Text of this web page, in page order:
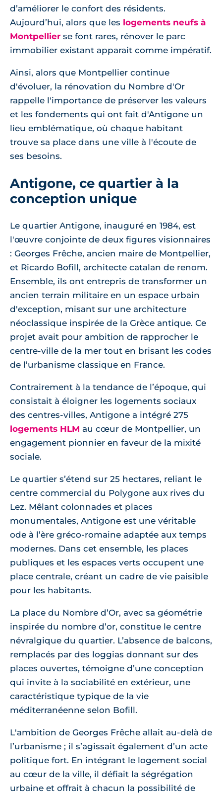
d’améliorer le confort des résidents.
Aujourd’hui, alors que les logements neufs à
Montpellier se font rares, rénover le parc
immobilier existant apparait comme impératif.
Ainsi, alors que Montpellier continue
d'évoluer, la rénovation du Nombre d'Or
rappelle l'importance de préserver les valeurs
et les fondements qui ont fait d'Antigone un
lieu emblématique, où chaque habitant
trouve sa place dans une ville à l'écoute de
ses besoins.
Antigone, ce quartier à la
conception unique
Le quartier Antigone, inauguré en 1984, est
l'œuvre conjointe de deux figures visionnaires
: Georges Frêche, ancien maire de Montpellier,
et Ricardo Bofill, architecte catalan de renom.
Ensemble, ils ont entrepris de transformer un
ancien terrain militaire en un espace urbain
d'exception, misant sur une architecture
néoclassique inspirée de la Grèce antique. Ce
projet avait pour ambition de rapprocher le
centre-ville de la mer tout en brisant les codes
de l’urbanisme classique en France.
Contrairement à la tendance de l’époque, qui
consistait à éloigner les logements sociaux
des centres-villes, Antigone a intégré 275
logements HLM au cœur de Montpellier, un
engagement pionnier en faveur de la mixité
sociale.
Le quartier s’étend sur 25 hectares, reliant le
centre commercial du Polygone aux rives du
Lez. Mêlant colonnades et places
monumentales, Antigone est une véritable
ode à l’ère gréco-romaine adaptée aux temps
modernes. Dans cet ensemble, les places
publiques et les espaces verts occupent une
place centrale, créant un cadre de vie paisible
pour les habitants.
La place du Nombre d’Or, avec sa géométrie
inspirée du nombre d’or, constitue le centre
névralgique du quartier. L’absence de balcons,
remplacés par des loggias donnant sur des
places ouvertes, témoigne d’une conception
qui invite à la sociabilité en extérieur, une
caractéristique typique de la vie
méditerranéenne selon Bofill.
L'ambition de Georges Frêche allait au-delà de
l’urbanisme ; il s’agissait également d’un acte
politique fort. En intégrant le logement social
au cœur de la ville, il défiait la ségrégation
urbaine et offrait à chacun la possibilité de